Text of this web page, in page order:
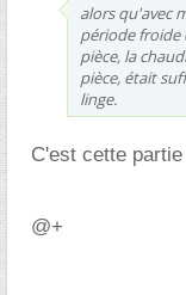
alors qu'avec
période froide
pièce, la
pièce, était
linge.
C'est cette
@+